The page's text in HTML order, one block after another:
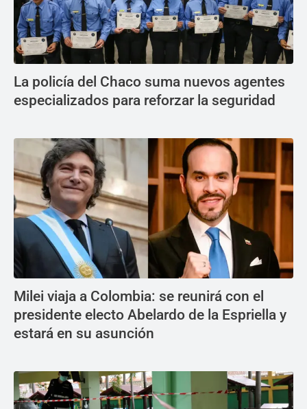
La policía del Chaco suma nuevos agentes
especializados para reforzar la seguridad
Milei viaja a Colombia: se reunirá con el
presidente electo Abelardo de la Espriella y
estará en su asunción